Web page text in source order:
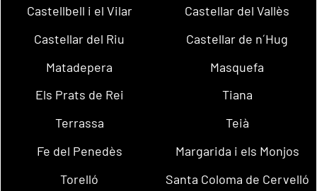
Castellbell i el Vilar
Castellar del Vallès
Castellar del Riu
Castellar de n´Hug
Matadepera
Masquefa
Els Prats de Rei
Tiana
Terrassa
Teià
Fe del Penedès
Margarida i els Monjos
Torelló
Santa Coloma de Cervelló